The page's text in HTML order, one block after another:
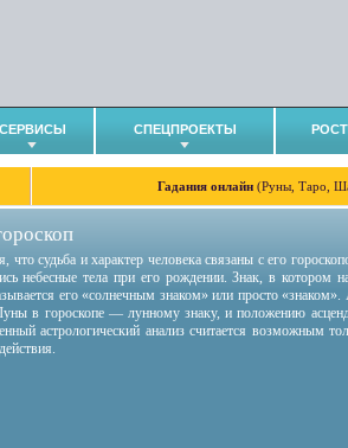
СЕРВИСЫ СПЕЦПРОЕКТЫ
Гадания онлайн (Руны, Таро,
что судьба и характер человека связаны с его
небесные тела при его рождении. Знак, в котором
его «солнечным знаком» или просто
в гороскопе — лунному знаку, и положению
астрологический анализ считается возможным